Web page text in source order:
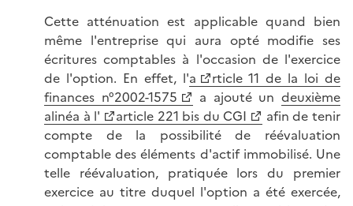
Cette atténuation est applicable quand bien
même l'entreprise qui aura opté modifie ses
écritures comptables à l'occasion de l'exercice
de l'option. En effet, l'a
rticle 11 de la loi de
finances n°2002-1575
a ajouté undeuxième
alinéa à l'
article 221 bis du CGI
afin de tenir
compte de la possibilité de réévaluation
comptable des éléments d'actif immobilisé. Une
telle réévaluation, pratiquée lors du premier
exercice au titre duquel l'option a été exercée,